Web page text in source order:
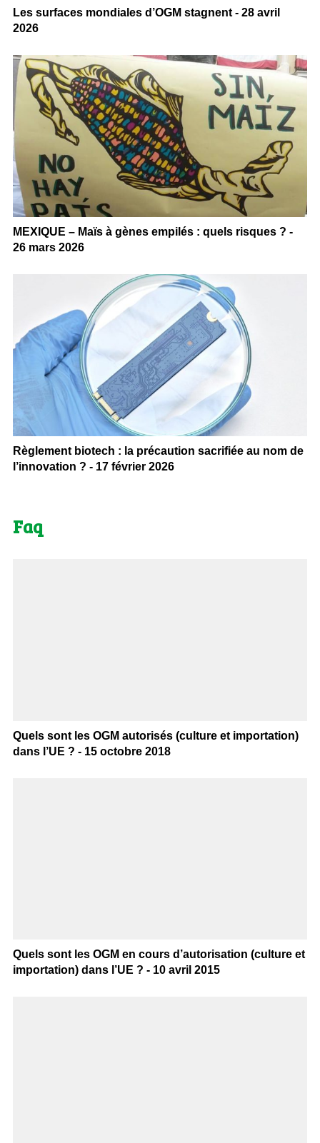
Les surfaces mondiales d’OGM stagnent - 28 avril
2026
MEXIQUE – Maïs à gènes empilés : quels risques ? -
26 mars 2026
Règlement biotech : la précaution sacrifiée au nom de
l’innovation ? - 17 février 2026
Faq
Quels sont les OGM autorisés (culture et importation)
dans l’UE ? - 15 octobre 2018
Quels sont les OGM en cours d’autorisation (culture et
importation) dans l’UE ? - 10 avril 2015